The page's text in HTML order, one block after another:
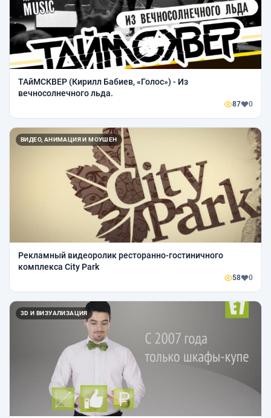
ТАйМСКВЕР (Кирилл Бабиев, «Голос») - Из
вечносолнечного льда.
87 0
ВИДЕО, АНИМАЦИЯ И МОУШЕН
Рекламный видеоролик ресторанно-гостиничного
комплекса City Park
58 0
3D И ВИЗУАЛИЗАЦИЯ